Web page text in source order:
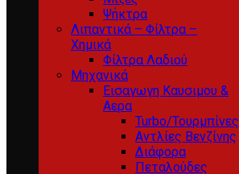
Ψήκτρα
Λιπαντικά – Φίλτρα –
Χημικά
Φίλτρα Λαδιού
Μηχανικά
Εισαγωγη Καυσιμου &
Αερα
Turbo/Τουρμπίνες
Αντλίες Βενζίνης
Διάφορα
Πεταλούδες